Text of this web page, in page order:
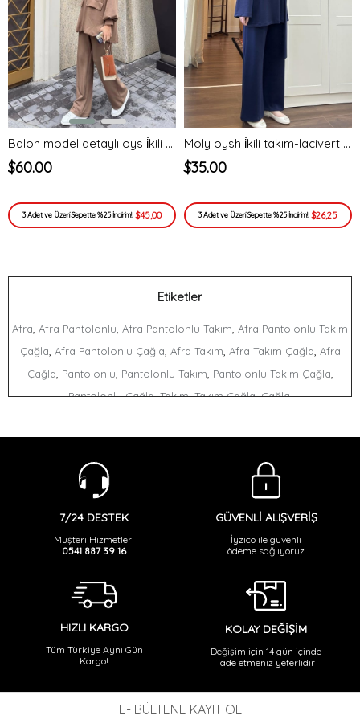
Balon model detaylı oys i̇kili takım-bej - vakronline
$60.00
3 Adet ve Üzeri Sepette %25 İndirim! $45,00
Moly oysh i̇kili takım-lacivert - vakronline
$35.00
3 Adet ve Üzeri Sepette %25 İndirim! $26,25
Etiketler
Afra, Afra Pantolonlu, Afra Pantolonlu Takım, Afra Pantolonlu Takım
Çağla, Afra Pantolonlu Çağla, Afra Takım, Afra Takım Çağla, Afra
Çağla, Pantolonlu, Pantolonlu Takım, Pantolonlu Takım Çağla,
Pantolonlu Çağla, Takım, Takım Çağla, Çağla,
7/24 DESTEK
Müşteri Hizmetleri
0541 887 39 16
GÜVENLİ ALIŞVERİŞ
İyzico ile güvenli
ödeme sağlıyoruz
HIZLI KARGO
Tüm Türkiye Aynı Gün
Kargo!
KOLAY DEĞİŞİM
Değişim için 14 gün içinde
iade etmeniz yeterlidir
E- BÜLTENE KAYIT OL